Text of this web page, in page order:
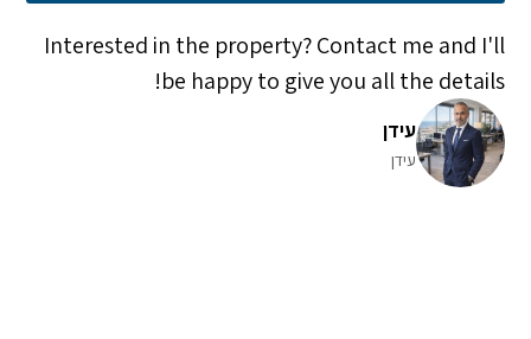
Interested in the property? Contact me and I'll
be happy to give you all the details!
עידן
עידן